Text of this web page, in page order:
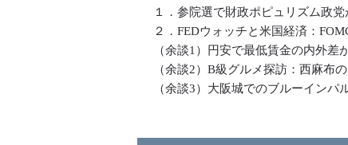
１．参院選で財政ポピュリズム政
２．FEDウォッチと米国経済：
（余談1）円安で最低賃金の内外
（余談2）B級グルメ探訪：西麻布
（余談3）大阪城でのブルーインパ